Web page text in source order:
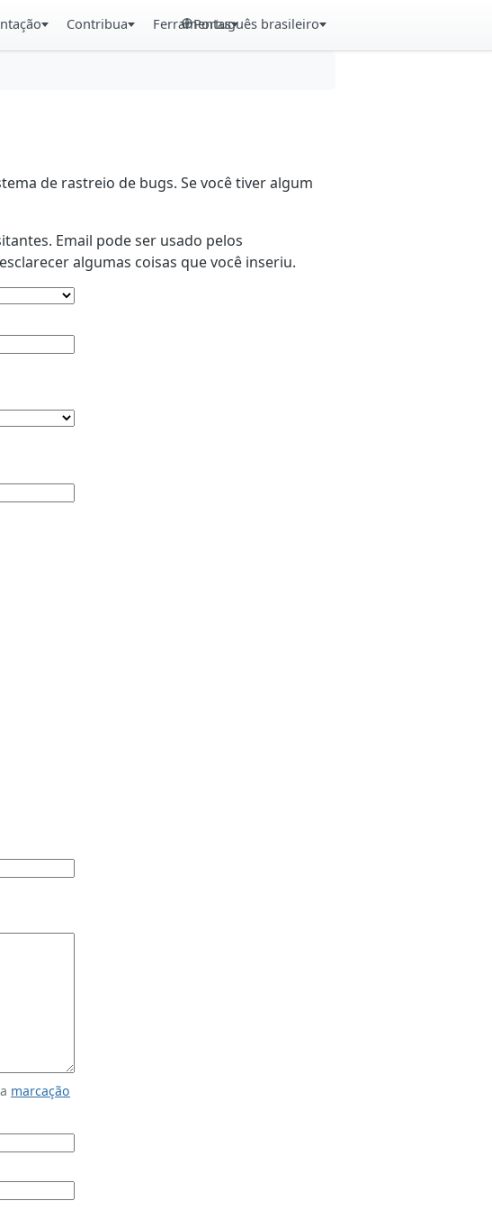
Contribua FerramentasPortuguês brasileiro
de rastreio de bugs. Se você tiver algum
Email pode ser usado pelos
algumas coisas que você inseriu.
marcação